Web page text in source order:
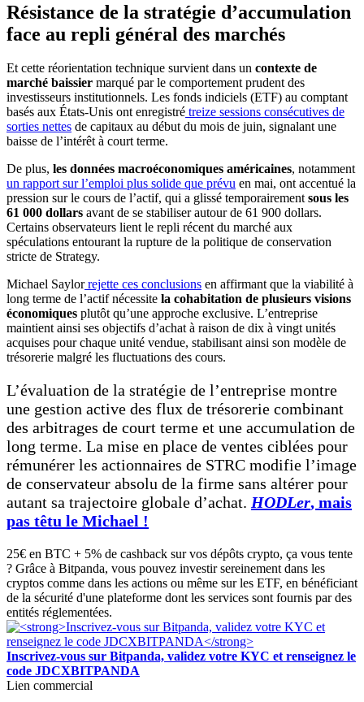
Résistance de la stratégie d’accumulation
face au repli général des marchés
Et cette réorientation technique survient dans un contexte de
marché baissier marqué par le comportement prudent des
investisseurs institutionnels. Les fonds indiciels (ETF) au comptant
basés aux États-Unis ont enregistré treize sessions consécutives de
sorties nettes de capitaux au début du mois de juin, signalant une
baisse de l’intérêt à court terme.
De plus, les données macroéconomiques américaines, notamment
un rapport sur l’emploi plus solide que prévu en mai, ont accentué la
pression sur le cours de l’actif, qui a glissé temporairementsous les
61 000 dollars avant de se stabiliser autour de 61 900 dollars.
Certains observateurs lient le repli récent du marché aux
spéculations entourant la rupture de la politique de conservation
stricte de Strategy.
Michael Saylorrejette ces conclusions en affirmant que la viabilité à
long terme de l’actif nécessite la cohabitation de plusieurs visions
économiques plutôt qu’une approche exclusive. L’entreprise
maintient ainsi ses objectifs d’achat à raison de dix à vingt unités
acquises pour chaque unité vendue, stabilisant ainsi son modèle de
trésorerie malgré les fluctuations des cours.
L’évaluation de la stratégie de l’entreprise montre
une gestion active des flux de trésorerie combinant
des arbitrages de court terme et une accumulation de
long terme. La mise en place de ventes ciblées pour
rémunérer les actionnaires de STRC modifie l’image
de conservateur absolu de la firme sans altérer pour
autant sa trajectoire globale d’achat. HODLer, mais
pas têtu le Michael !
25€ en BTC + 5% de cashback sur vos dépôts crypto, ça vous tente
? Grâce à Bitpanda, vous pouvez investir sereinement dans les
cryptos comme dans les actions ou même sur les ETF, en bénéficiant
de la sécurité d'une plateforme dont les services sont fournis par des
entités réglementées.
Inscrivez-vous sur Bitpanda, validez votre KYC et renseignez le
code JDCXBITPANDA
Lien commercial